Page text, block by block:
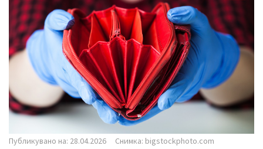
i
g
a
t
Публикувано на: 28.04.2026 Снимка: bigstockphoto.com